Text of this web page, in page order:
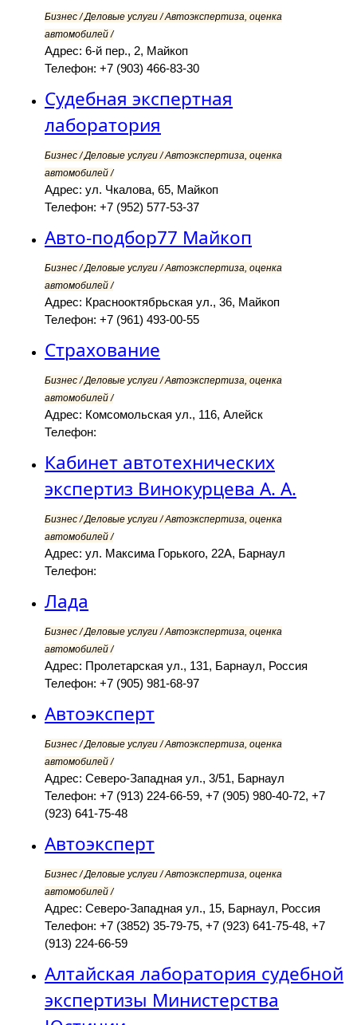
Бизнес / Деловые услуги / Автоэкспертиза, оценка
автомобилей /
Адрес: 6-й пер., 2, Майкоп
Телефон: +7 (903) 466-83-30
Судебная экспертная
лаборатория
Бизнес / Деловые услуги / Автоэкспертиза, оценка
автомобилей /
Адрес: ул. Чкалова, 65, Майкоп
Телефон: +7 (952) 577-53-37
Авто-подбор77 Майкоп
Бизнес / Деловые услуги / Автоэкспертиза, оценка
автомобилей /
Адрес: Краснооктябрьская ул., 36, Майкоп
Телефон: +7 (961) 493-00-55
Страхование
Бизнес / Деловые услуги / Автоэкспертиза, оценка
автомобилей /
Адрес: Комсомольская ул., 116, Алейск
Телефон:
Кабинет автотехнических
экспертиз Винокурцева А. А.
Бизнес / Деловые услуги / Автоэкспертиза, оценка
автомобилей /
Адрес: ул. Максима Горького, 22А, Барнаул
Телефон:
Лада
Бизнес / Деловые услуги / Автоэкспертиза, оценка
автомобилей /
Адрес: Пролетарская ул., 131, Барнаул, Россия
Телефон: +7 (905) 981-68-97
Автоэксперт
Бизнес / Деловые услуги / Автоэкспертиза, оценка
автомобилей /
Адрес: Северо-Западная ул., 3/51, Барнаул
Телефон: +7 (913) 224-66-59, +7 (905) 980-40-72, +7
(923) 641-75-48
Автоэксперт
Бизнес / Деловые услуги / Автоэкспертиза, оценка
автомобилей /
Адрес: Северо-Западная ул., 15, Барнаул, Россия
Телефон: +7 (3852) 35-79-75, +7 (923) 641-75-48, +7
(913) 224-66-59
Алтайская лаборатория судебной
экспертизы Министерства